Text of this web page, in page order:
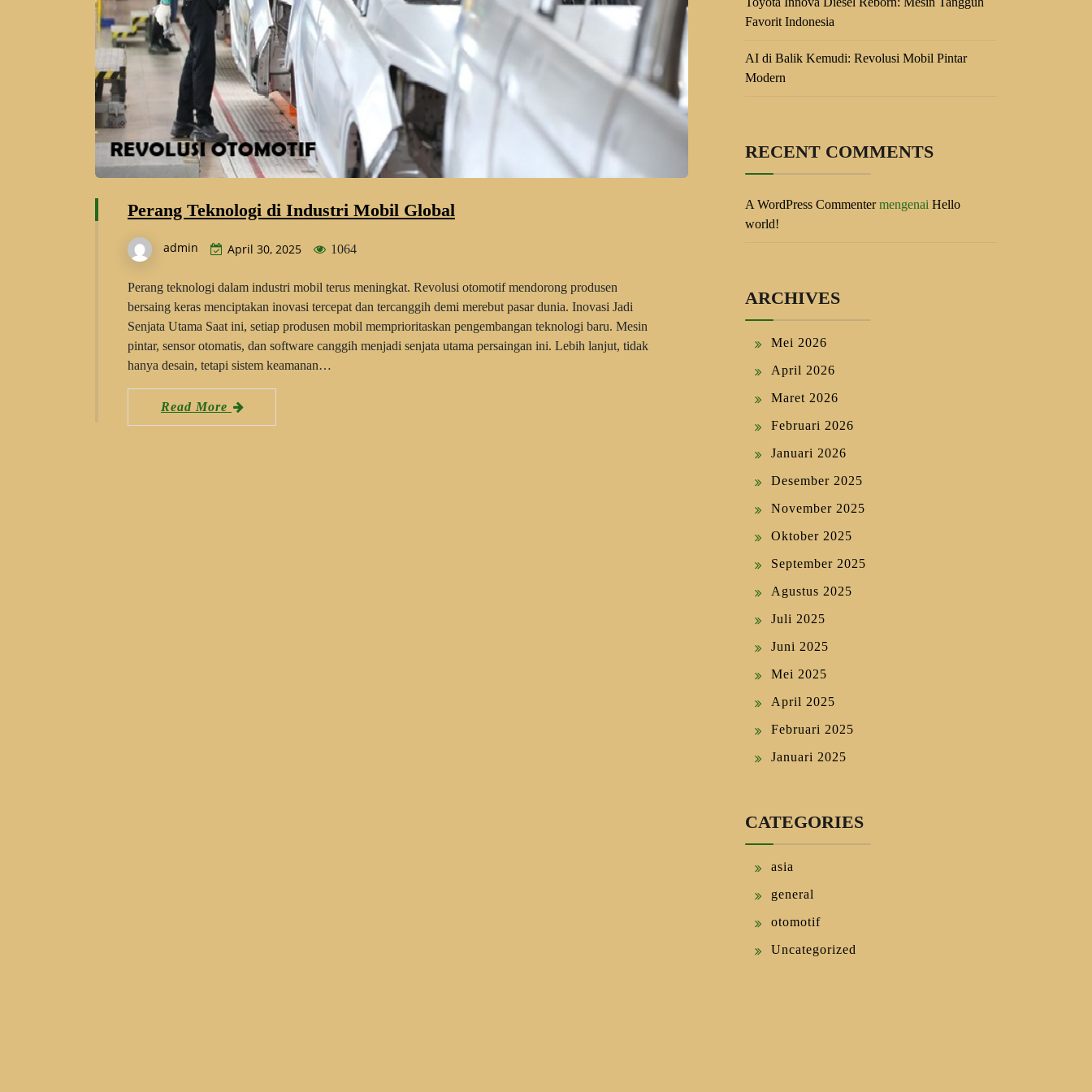
Perang Teknologi di Industri Mobil Global
admin April 30, 2025 1064
Perang teknologi dalam industri mobil terus meningkat. Revolusi otomotif mendorong produsen
bersaing keras menciptakan inovasi tercepat dan tercanggih demi merebut pasar dunia. Inovasi Jadi
Senjata Utama Saat ini, setiap produsen mobil memprioritaskan pengembangan teknologi baru. Mesin
pintar, sensor otomatis, dan software canggih menjadi senjata utama persaingan ini. Lebih lanjut, tidak
hanya desain, tetapi sistem keamanan…
Read More
Favorit Indonesia
AI di Balik Kemudi: Revolusi Mobil Pintar
Modern
RECENT COMMENTS
A WordPress Commentermengenai Hello
world!
ARCHIVES
Mei 2026
April 2026
Maret 2026
Februari 2026
Januari 2026
Desember 2025
November 2025
Oktober 2025
September 2025
Agustus 2025
Juli 2025
Juni 2025
Mei 2025
April 2025
Februari 2025
Januari 2025
CATEGORIES
asia
general
otomotif
Uncategorized